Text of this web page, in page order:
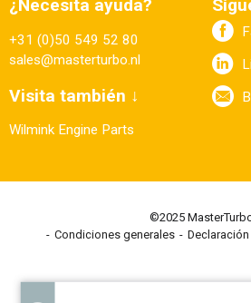
¿Necesita ayuda?
+31 (0)50 549 52 80
sales@masterturbo.nl
Visita también ↓
Wilmink Engine Parts
©2025
Condiciones generales